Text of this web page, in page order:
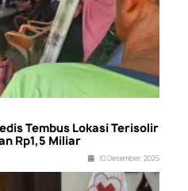
Tembus Lokasi Terisolir
Rp1,5 Miliar
10 Desember, 2025